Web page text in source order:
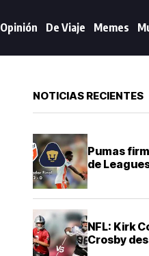
Opinión De Viaje Memes
NOTICIAS RECIENTES
Pumas
de
NFL: Kirk
Crosby